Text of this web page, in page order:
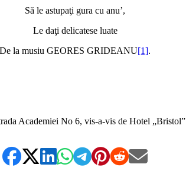
Să le astupaţi gura cu anu’,
Le daţi delicatese luate
De la musiu GEORES GRIDEANU[1].
Academiei No 6, vis-a-vis de Hotel „Bristol”